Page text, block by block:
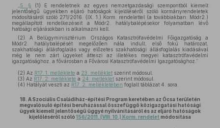
5. § (1) E rendeletnek az egyes nemzetgazdasági szempontból kiemelt
jelentőségű ügyekben eljáró hatóságok kijelöléséről szóló kormányrendeletek
módosításáról szóló 271/2016. (IX. 1.) Korm. rendelettel (a továbbiakban: Módr2.)
megállapított rendelkezéseit a Módr2. hatálybalépésekor folyamatban lévő
hatósági eljárásokban is alkalmazni kell.
(2) A Belügyminisztérium Országos Katasztrófavédelmi Főigazgatóság a
Módr2. hatálybalépését megelőzően nála indult, első fokú határozat,
szakhatósági állásfoglalás vagy előzetes szakhatósági állásfoglalás kiadásával
még le nem zárt ügyeket átteszi az illetékes megyei katasztrófavédelmi
igazgatósághoz, a fővárosban a Fővárosi Katasztrófavédelmi Igazgatósághoz.”
(2) Az R17. 1. melléklete a 23. melléklet szerint módosul.
(3) Az R17. 2. melléklete a 24. melléklet szerint módosul.
(4) Hatályát veszti az R17. 2. mellékletében foglalt táblázat 4. sora.
18. A Szociális Családiház-építési Program keretében az Ócsa területén
megvalósuló építési beruházással összefüggő közigazgatási hatósági
ügyek kiemelt jelentőségű üggyé nyilvánításáról és az eljáró hatóságok
kijelöléséről szóló 156/2011. (VIII. 10.) Korm. rendelet módosítása